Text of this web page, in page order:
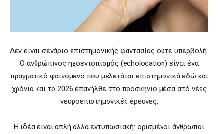
Δεν είναι σενάριο επιστημονικής φαντασίας ούτε υπερβολή.
Ο ανθρώπινος ηχοεντοπισμός (echolocation) είναι ένα
πραγματικό φαινόμενο που μελετάται επιστημονικά εδώ και
χρόνια και το 2026 επανήλθε στο προσκήνιο μέσα από νέες
νευροεπιστημονικές έρευνες.
Η ιδέα είναι απλή αλλά εντυπωσιακή: ορισμένοι άνθρωποι